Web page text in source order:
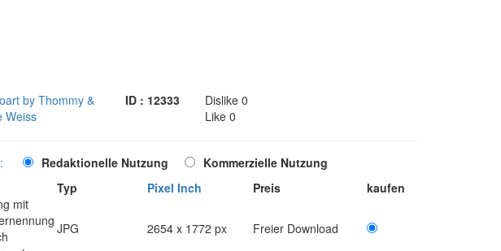
by Thommy &
Weiss
ID : 12333
Dislike 0
Like 0
Redaktionelle Nutzung
Kommerzielle Nutzung
Typ Pixel Inch Preis
kaufen
mit
JPG 2654 x 1772 px Freier Download